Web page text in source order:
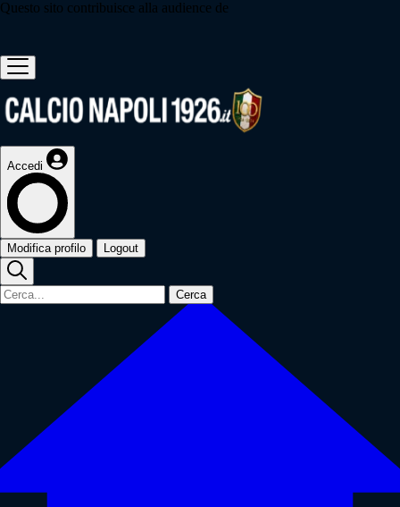
Questo sito contribuisce alla audience de
Accedi
Modifica profilo Logout
Cerca